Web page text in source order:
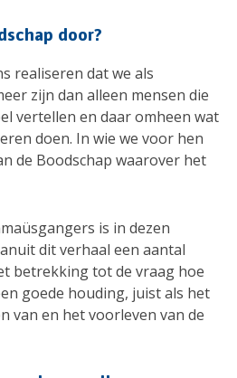
door?
realiseren dat we als
zijn dan alleen mensen die
vertellen en daar omheen wat
doen. In wie we voor hen
de Boodschap waarover het
is in dezen
dit verhaal een aantal
betrekking tot de vraag hoe
goede houding, juist als het
van en het voorleven van de